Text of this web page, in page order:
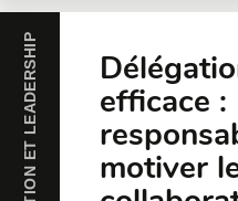
efficace :
motiver